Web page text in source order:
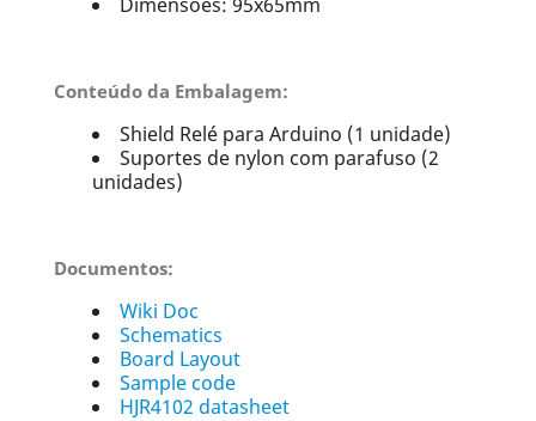
Conteúdo da Embalagem:
Shield Relé para Arduino (1 unidade)
Suportes de nylon com parafuso (2
unidades)
Documentos:
Wiki Doc
Schematics
Board Layout
Sample code
HJR4102 datasheet